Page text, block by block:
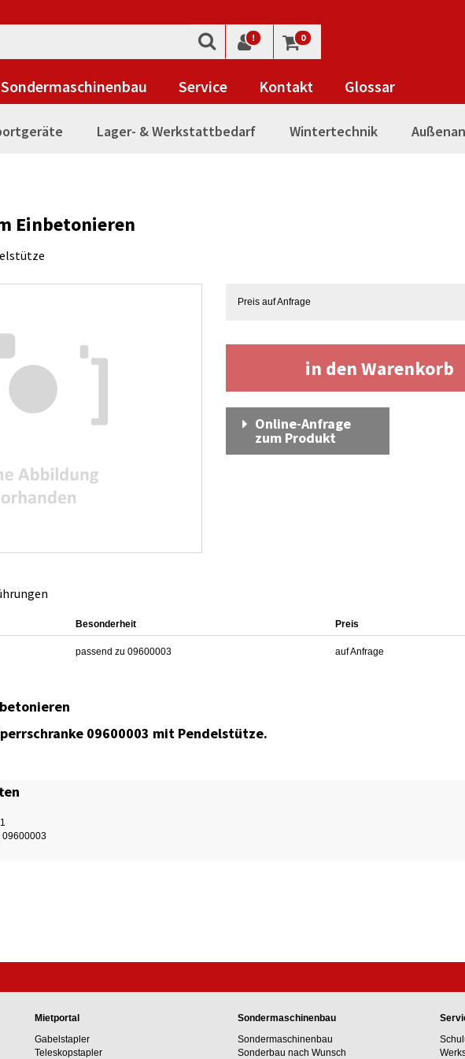
! 0
Sondermaschinenbau Service Kontakt Glossar
Lager- & Werkstattbedarf Wintertechnik
Einbetonieren
Preis auf Anfrage
in den Warenkorb
Online-Anfrage
zum Produkt
Besonderheit Preis
passend zu 09600003 auf Anfrage
09600003 mit Pendelstütze.
09600003
Mietportal
Gabelstapler
Teleskopstapler
Sondermaschinenbau
Sondermaschinenbau
Sonderbau nach Wunsch